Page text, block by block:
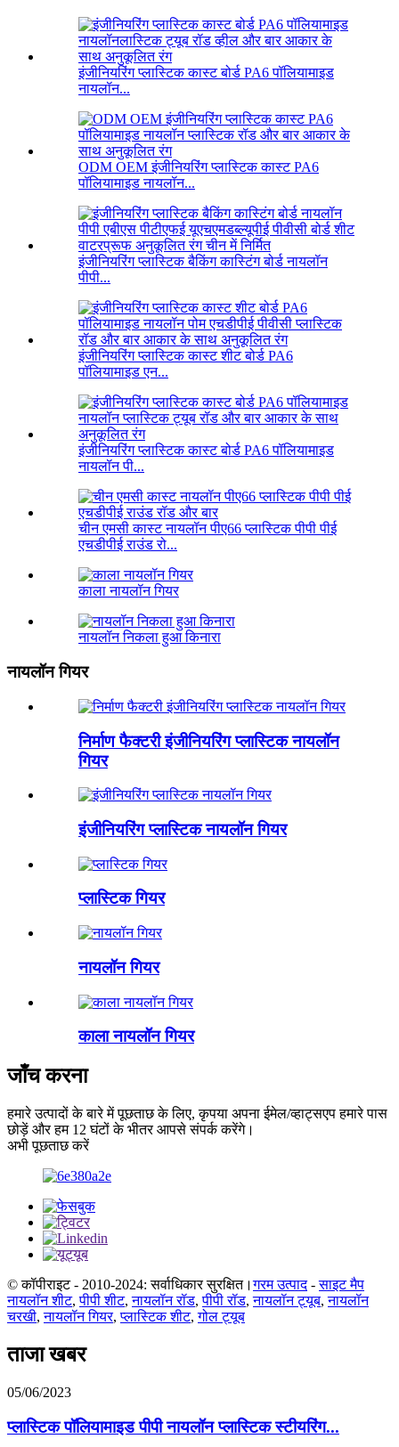
इंजीनियरिंग प्लास्टिक कास्ट बोर्ड PA6 पॉलियामाइड
नायलॉन...
ODM OEM इंजीनियरिंग प्लास्टिक कास्ट PA6
पॉलियामाइड नायलॉन...
इंजीनियरिंग प्लास्टिक बैकिंग कास्टिंग बोर्ड नायलॉन
पीपी...
इंजीनियरिंग प्लास्टिक कास्ट शीट बोर्ड PA6
पॉलियामाइड एन...
इंजीनियरिंग प्लास्टिक कास्ट बोर्ड PA6 पॉलियामाइड
नायलॉन पी...
चीन एमसी कास्ट नायलॉन पीए66 प्लास्टिक पीपी पीई
एचडीपीई राउंड रो...
काला नायलॉन गियर
नायलॉन निकला हुआ किनारा
नायलॉन गियर
निर्माण फैक्टरी इंजीनियरिंग प्लास्टिक नायलॉन
गियर
इंजीनियरिंग प्लास्टिक नायलॉन गियर
प्लास्टिक गियर
नायलॉन गियर
काला नायलॉन गियर
जाँच करना
हमारे उत्पादों के बारे में पूछताछ के लिए, कृपया अपना ईमेल/व्हाट्सएप हमारे पास
छोड़ें और हम 12 घंटों के भीतर आपसे संपर्क करेंगे।
अभी पूछताछ करें
© कॉपीराइट - 2010-2024: सर्वाधिकार सुरक्षित।गरम उत्पाद-साइट मैप
नायलॉन शीट,पीपी शीट,नायलॉन रॉड,पीपी रॉड,नायलॉन ट्यूब,नायलॉन
चरखी,नायलॉन गियर,प्लास्टिक शीट,गोल ट्यूब
ताजा खबर
05/06/2023
प्लास्टिक पॉलियामाइड पीपी नायलॉन प्लास्टिक स्टीयरिंग...